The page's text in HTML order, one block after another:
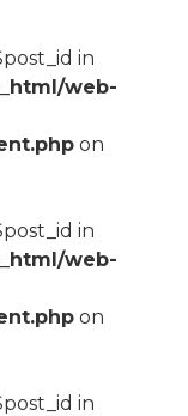
in
web-
on
in
web-
on
in